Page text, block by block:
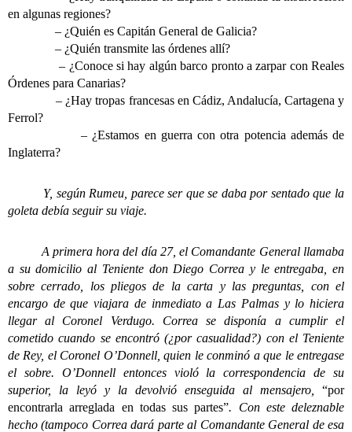
en algunas regiones?
– ¿Quién es Capitán General de Galicia?
– ¿Quién transmite las órdenes allí?
– ¿Conoce si hay algún barco pronto a zarpar con Reales
Órdenes para Canarias?
– ¿Hay tropas francesas en Cádiz, Andalucía, Cartagena y
Ferrol?
– ¿Estamos en guerra con otra potencia además de
Inglaterra?
Y, según Rumeu, parece ser que se daba por sentado que la
goleta debía seguir su viaje.
A primera hora del día 27, el Comandante General llamaba
a su domicilio al Teniente don Diego Correa y le entregaba, en
sobre cerrado, los pliegos de la carta y las preguntas, con el
encargo de que viajara de inmediato a Las Palmas y lo hiciera
llegar al Coronel Verdugo. Correa se disponía a cumplir el
cometido cuando se encontró (¿por casualidad?) con el Teniente
de Rey, el Coronel O’Donnell, quien le conminó a que le entregase
el sobre. O’Donnell entonces violó la correspondencia de su
superior, la leyó y la devolvió enseguida al mensajero, “por
encontrarla arreglada en todas sus partes”. Con este deleznable
hecho (tampoco Correa dará parte al Comandante General de esa